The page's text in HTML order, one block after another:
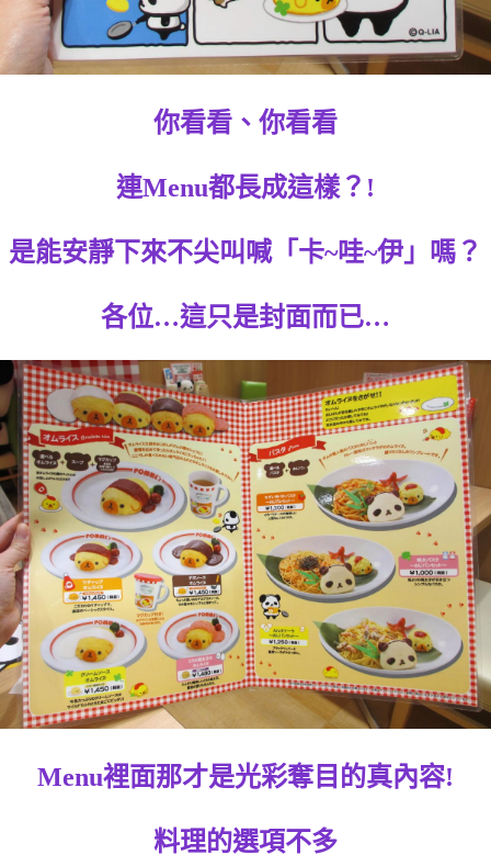
你看看、你看看
連Menu都長成這樣？!
是能安靜下來不尖叫喊「卡~哇~伊」嗎？
各位…這只是封面而已…
Menu裡面那才是光彩奪目的真內容!
料理的選項不多